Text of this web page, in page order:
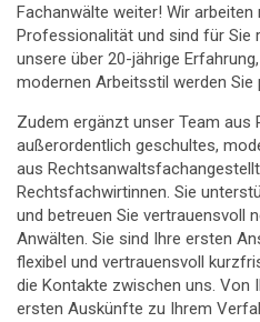
Fachanwälte weiter! Wir
Professionalität und sind für Sie
unsere über 20-jährige
modernen Arbeitsstil werden Sie
Zudem ergänzt unser Team aus
außerordentlich geschultes,
aus
Rechtsfachwirtinnen. Sie
und betreuen Sie vertrauensvoll
Anwälten. Sie sind Ihre ersten
flexibel und vertrauensvoll
die Kontakte zwischen uns. Von
ersten Auskünfte zu Ihrem